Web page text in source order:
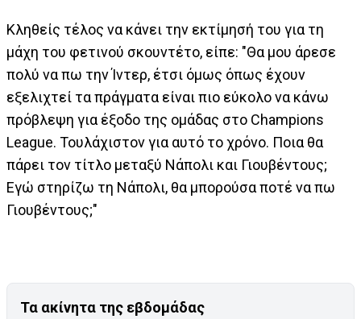
Κληθείς τέλος να κάνει την εκτίμησή του για τη
μάχη του φετινού σκουντέτο, είπε: "Θα μου άρεσε
πολύ να πω την Ίντερ, έτσι όμως όπως έχουν
εξελιχτεί τα πράγματα είναι πιο εύκολο να κάνω
πρόβλεψη για έξοδο της ομάδας στο Champions
League. Τουλάχιστον για αυτό το χρόνο. Ποια θα
πάρει τον τίτλο μεταξύ Νάπολι και Γιουβέντους;
Εγώ στηρίζω τη Νάπολι, θα μπορούσα ποτέ να πω
Γιουβέντους;"
Τα ακίνητα της εβδομάδας